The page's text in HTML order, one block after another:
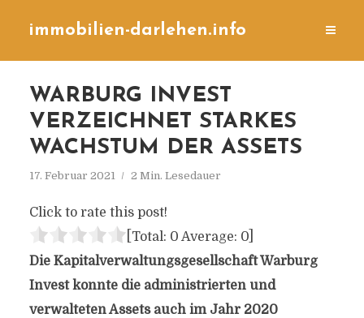
immobilien-darlehen.info
WARBURG INVEST
VERZEICHNET STARKES
WACHSTUM DER ASSETS
17. Februar 2021 2 Min. Lesedauer
Click to rate this post!
[Total: 0 Average: 0]
Die Kapitalverwaltungsgesellschaft Warburg
Invest konnte die administrierten und
verwalteten Assets auch im Jahr 2020